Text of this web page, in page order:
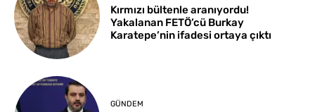
Kırmızı bültenle aranıyordu!
Yakalanan FETÖ’cü Burkay
Karatepe’nin ifadesi ortaya çıktı
GÜNDEM